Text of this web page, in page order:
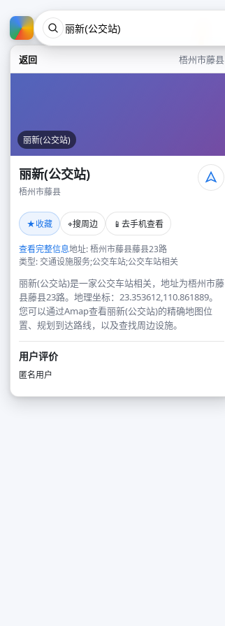
返回 梧州市藤县
丽新(公交站)
丽新(公交站)
梧州市藤县
★收藏 ⌖搜周边 📱 去手机查看
查看完整信息地址: 梧州市藤县藤县23路
类型: 交通设施服务;公交车站;公交车站相关
丽新(公交站)是一家公交车站相关，地址为梧州市藤
县藤县23路。地理坐标：23.353612,110.861889。
您可以通过Amap查看丽新(公交站)的精确地图位
置、规划到达路线，以及查找周边设施。
用户评价
匿名用户